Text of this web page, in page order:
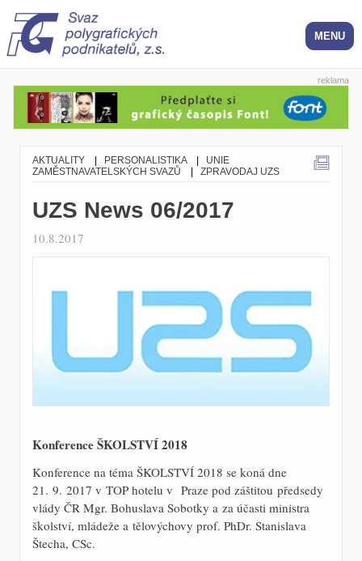
reklama
AKTUALITY PERSONALISTIKA| UNIE
ZAMĚSTNAVATELSKÝCH SVAZŮ
ZPRAVODAJ UZS
UZS News 06/2017
10.8.2017
Konference ŠKOLSTVÍ 2018
Konference na téma ŠKOLSTVÍ 2018 se koná dne
21. 9. 2017 v TOP hotelu v Praze pod záštitou předsedy
vlády ČR Mgr. Bohuslava Sobotky a za účasti ministra
školství, mládeže a tělovýchovy prof. PhDr. Stanislava
Štecha, CSc.